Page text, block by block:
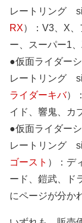
レートリング
RX）：V3、X
ー、スーパー1
●仮面ライダー
レートリング
ライダーキバ）
イド、響鬼、
●仮面ライダー
レートリング
ゴースト ）：デ
ード、鎧武、
にページが分か